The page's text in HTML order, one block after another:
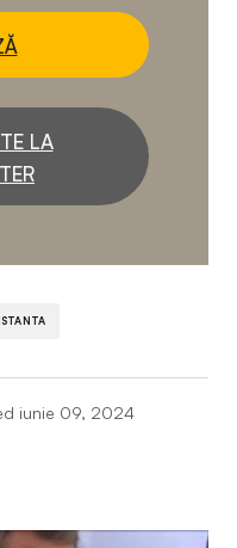
LA
iunie 09, 2024